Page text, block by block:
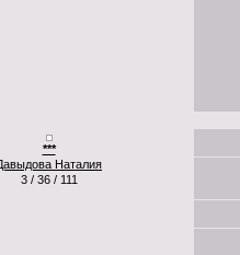
***
Наталия
3 / 36 / 111